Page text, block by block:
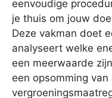
eenvoudige
je thuis om jouw
Deze vakman doet
analyseert welke
een meerwaarde
een opsomming van